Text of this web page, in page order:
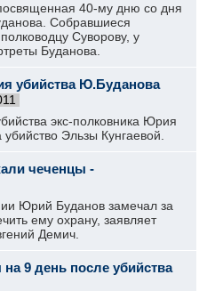
40-му дню со дня
Собравшиеся
Суворову, у
Буданова.
убийства Ю.Буданова
экс-полковника Юрия
Эльзы Кунгаевой.
чеченцы -
Юрий Буданов замечал за
ему охрану, заявляет
Демич.
9 день после убийства